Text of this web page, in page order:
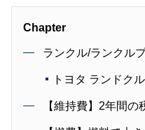
Chapter
ランクル/ランクル
トヨタ ランドク
【維持費】2年間